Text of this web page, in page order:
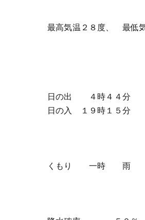
最高気温２８度、 最低
日の出 ４時４４分
日の入 １９時１５分
くもり 一時 雨